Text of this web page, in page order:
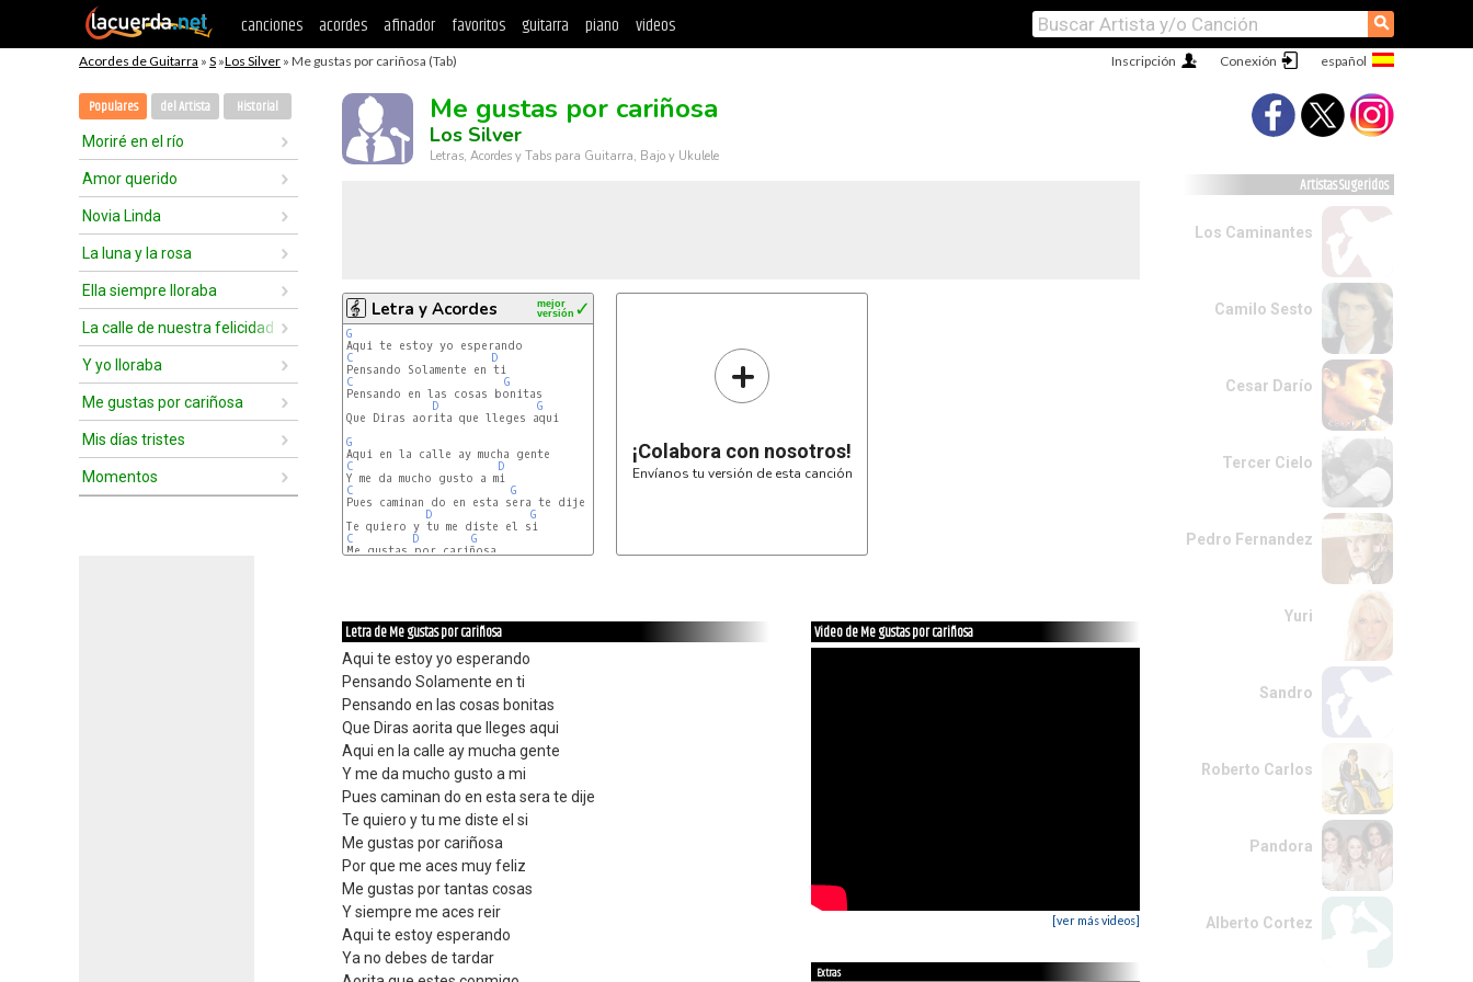
canciones acordes afinador favoritos guitarra piano videos ⚲
Acordes de Guitarra » S »Los Silver » Me gustas por cariñosa (Tab) Conexión
Inscripción
Populares del Artista Historial
Moriré en el río
Amor querido
Novia Linda
La luna y la rosa
Ella siempre lloraba
La calle de nuestra felicidad
Y yo lloraba
Me gustas por cariñosa
Mis días tristes
Momentos
Me gustas por cariñosa
Los Silver
Letras, Acordes y Tabs para Guitarra, Bajo y Ukulele
Letra y Acordes ✓
mejor
versión
G
C
D
C
G
Pensando en las cosas bonitas
D
G
Que Diras aorita que lleges aqui
G
C
D
C
G
Pues caminan do en esta sera te dije
D
G
C
D
G
+
¡Colabora con nosotros!
Envíanos tu versión de esta canción
Letra de Me gustas por cariñosa
Aqui te estoy yo esperando
Pensando Solamente en ti
Pensando en las cosas bonitas
Que Diras aorita que lleges aqui
Aqui en la calle ay mucha gente
Y me da mucho gusto a mi
Pues caminan do en esta sera te dije
Te quiero y tu me diste el si
Me gustas por cariñosa
Por que me aces muy feliz
Me gustas por tantas cosas
Y siempre me aces reir
Aqui te estoy esperando
Ya no debes de tardar
Video de Me gustas por cariñosa
[ver más videos]
Extras
Artistas Sugeridos
Los Caminantes
Camilo Sesto
Cesar Darío
Tercer Cielo
Pedro Fernandez
Yuri
Sandro
Roberto Carlos
Pandora
Alberto Cortez